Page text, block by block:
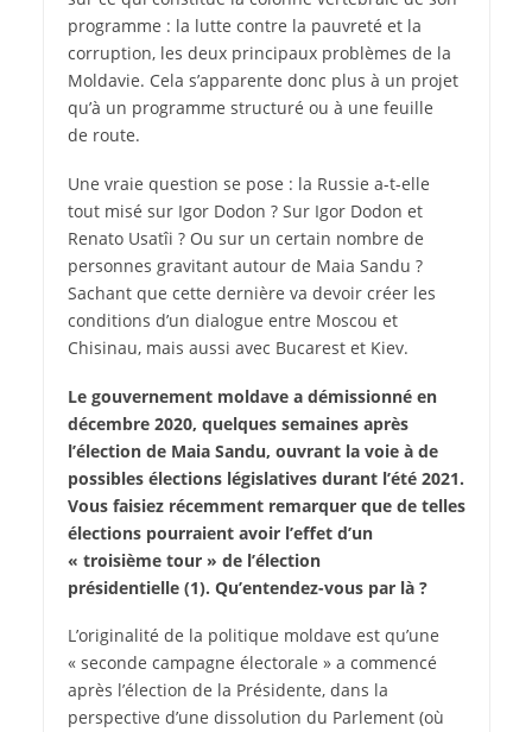
programme : la lutte contre la pauvreté et la
corruption, les deux principaux problèmes de la
Moldavie. Cela s’apparente donc plus à un projet
qu’à un programme structuré ou à une feuille
de route.
Une vraie question se pose : la Russie a-t-elle
tout misé sur Igor Dodon ? Sur Igor Dodon et
Renato Usatîi ? Ou sur un certain nombre de
personnes gravitant autour de Maia Sandu ?
Sachant que cette dernière va devoir créer les
conditions d’un dialogue entre Moscou et
Chisinau, mais aussi avec Bucarest et Kiev.
Le gouvernement moldave a démissionné en
décembre 2020, quelques semaines après
l’élection de Maia Sandu, ouvrant la voie à de
possibles élections législatives durant l’été 2021.
Vous faisiez récemment remarquer que de telles
élections pourraient avoir l’effet d’un
« troisième tour » de l’élection
présidentielle (1). Qu’entendez-vous par là ?
L’originalité de la politique moldave est qu’une
« seconde campagne électorale » a commencé
après l’élection de la Présidente, dans la
perspective d’une dissolution du Parlement (où